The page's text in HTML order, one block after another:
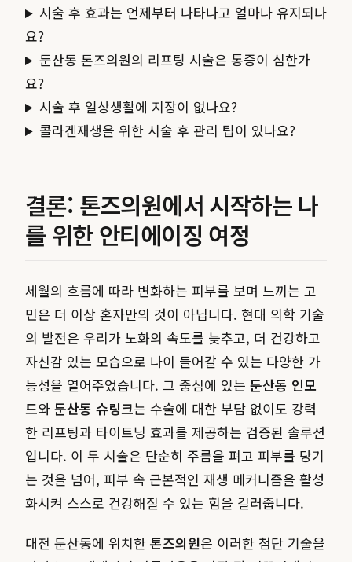
시술 후 효과는 언제부터 나타나고 얼마나 유지되나
요?
둔산동 톤즈의원의 리프팅 시술은 통증이 심한가
요?
시술 후 일상생활에 지장이 없나요?
콜라겐재생을 위한 시술 후 관리 팁이 있나요?
결론: 톤즈의원에서 시작하는 나
를 위한 안티에이징 여정
세월의 흐름에 따라 변화하는 피부를 보며 느끼는 고
민은 더 이상 혼자만의 것이 아닙니다. 현대 의학 기술
의 발전은 우리가 노화의 속도를 늦추고, 더 건강하고
자신감 있는 모습으로 나이 들어갈 수 있는 다양한 가
능성을 열어주었습니다. 그 중심에 있는 둔산동 인모
드와 둔산동 슈링크는 수술에 대한 부담 없이도 강력
한 리프팅과 타이트닝 효과를 제공하는 검증된 솔루션
입니다. 이 두 시술은 단순히 주름을 펴고 피부를 당기
는 것을 넘어, 피부 속 근본적인 재생 메커니즘을 활성
화시켜 스스로 건강해질 수 있는 힘을 길러줍니다.
대전 둔산동에 위치한 톤즈의원은 이러한 첨단 기술을